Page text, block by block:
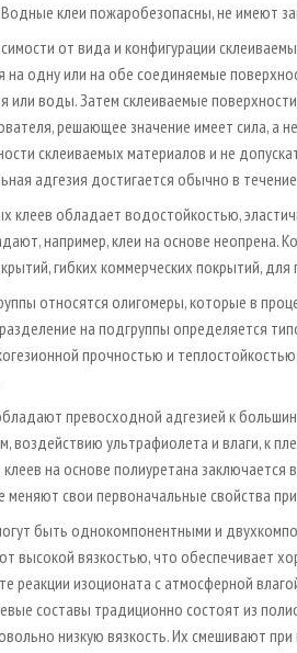
клеи пожаробезопасны, не имеют
от вида и конфигурации
одну или на обе соединяемые
или воды. Затем склеиваемые
решающее значение имеет сила,
склеиваемых материалов и не
адгезия достигается обычно в
клеев обладает водостойкостью,
например, клеи на основе неопрена.
гибких коммерческих покрытий, для
относятся олигомеры, которые в
на подгруппы определяется
прочностью и
превосходной адгезией к
воздействию ультрафиолета и влаги, к
на основе полиуретана
меняют свои первоначальные свойства
быть однокомпонентными и
высокой вязкостью, что обеспечивает
реакции изоционата с атмосферной
составы традиционно состоят из
низкую вязкость. Их смешивают